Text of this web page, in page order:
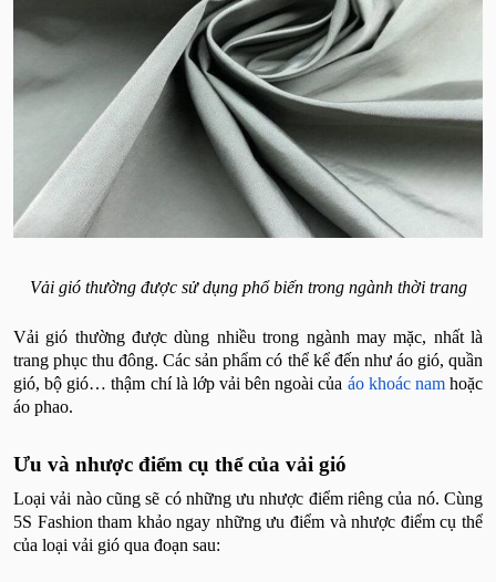
Vải gió thường được sử dụng phổ biến trong ngành thời trang
Vải gió thường được dùng nhiều trong ngành may mặc, nhất là
trang phục thu đông. Các sản phẩm có thể kể đến như áo gió, quần
gió, bộ gió… thậm chí là lớp vải bên ngoài của áo khoác namhoặc
áo phao.
Ưu và nhược điểm cụ thể của vải gió
Loại vải nào cũng sẽ có những ưu nhược điểm riêng của nó. Cùng
5S Fashion tham khảo ngay những ưu điểm và nhược điểm cụ thể
của loại vải gió qua đoạn sau: